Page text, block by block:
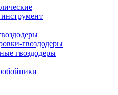
гвоздодеры
гвоздодеры